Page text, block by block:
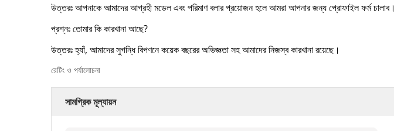
উত্তরঃ আপনাকে আমাদের আগ্রহী মডেল এবং পরিমাণ বলার প্রয়োজন হলে আমরা আপনার জন্য প্রোফাইল ফর্ম চালাব।
প্রশ্নঃ তোমার কি কারখানা আছে?
উত্তরঃ হ্যাঁ, আমাদের সুগন্ধি বিপণনে কয়েক বছরের অভিজ্ঞতা সহ আমাদের নিজস্ব কারখানা রয়েছে।
রেটিং ও পর্যালোচনা
সামগ্রিক মূল্যায়ন